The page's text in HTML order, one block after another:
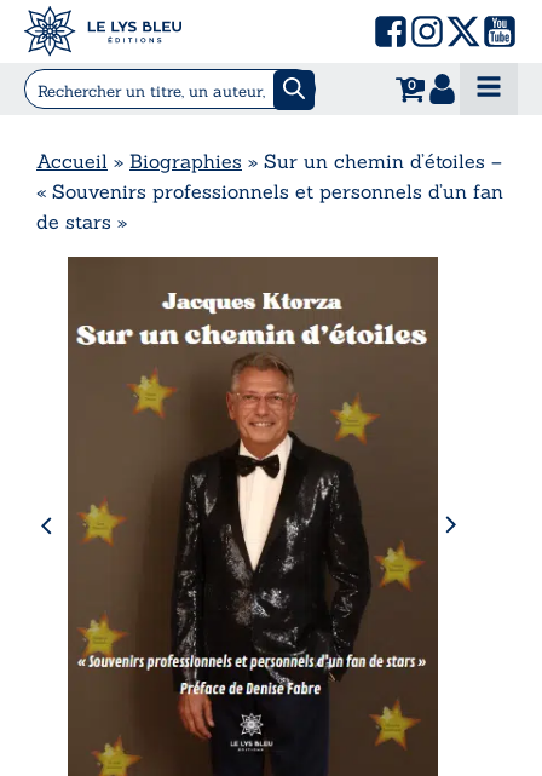
0
Accueil » Biographies » Sur un chemin d’étoiles –
« Souvenirs professionnels et personnels d’un fan
de stars »